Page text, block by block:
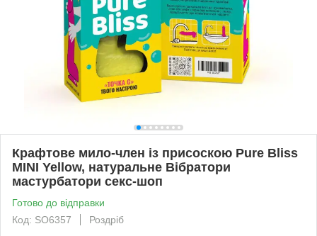
Крафтове мило-член із присоскою Pure Bliss
MINI Yellow, натуральне Вібратори
мастурбатори секс-шоп
Готово до відправки
Код: SO6357
Роздріб